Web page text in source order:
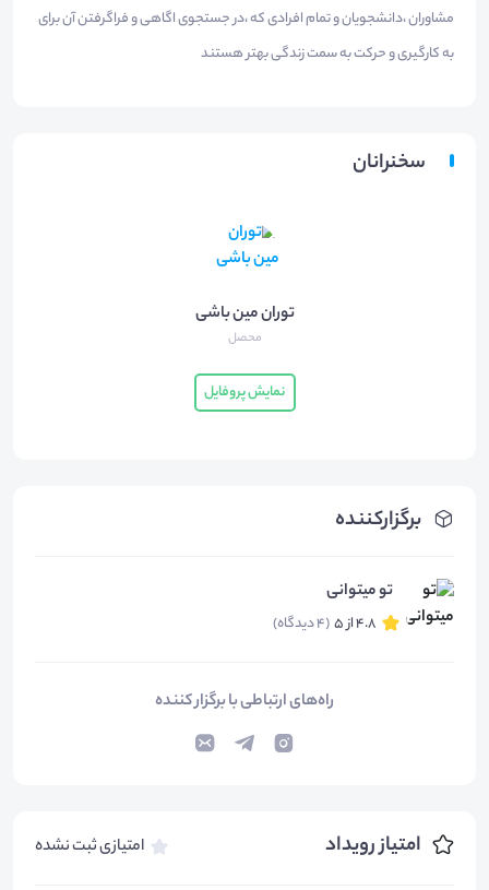
برگزارکننده
تو میتوانی
4.8 از 5 (4 دیدگاه)
راه‌های ارتباطی با برگزار کننده
امتیاز رویداد امتیازی ثبت نشده
مشاوران ،دانشجویان و تمام افرادی که ،در جستجوی اگاهی و فراگرفتن آن برای
به کارگیری و حرکت به سمت زندگی بهتر هستند
سخنرانان
توران مین باشی
محصل
نمایش پروفایل